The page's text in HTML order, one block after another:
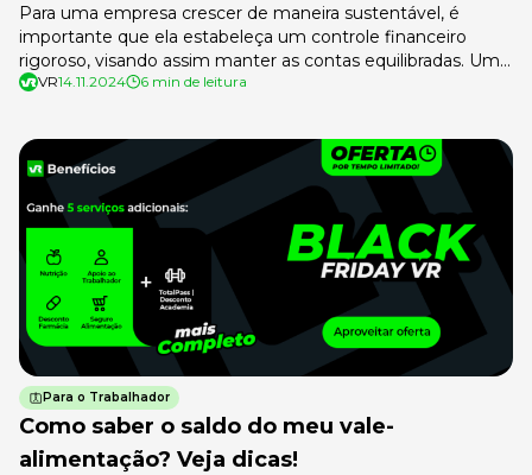
Para uma empresa crescer de maneira sustentável, é
importante que ela estabeleça um controle financeiro
rigoroso, visando assim manter as contas equilibradas. Um
dos dispositivos que é essencial para isso é o fluxo de caixa.
[…]
VR14.11.2024 6 min de leitura
Para o Trabalhador
Como saber o saldo do meu vale-
alimentação? Veja dicas!